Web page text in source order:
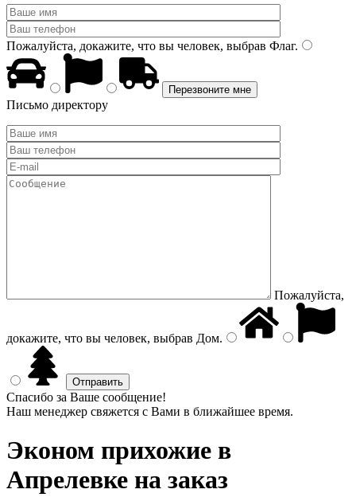
Пожалуйста, докажите, что вы человек, выбрав Флаг.
Письмо директору
Пожалуйста,
докажите, что вы человек, выбрав Дом.
Спасибо за Ваше сообщение!
Наш менеджер свяжется с Вами в ближайшее время.
Эконом прихожие в
Апрелевке на заказ